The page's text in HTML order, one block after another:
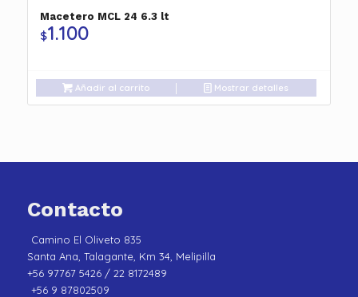
Macetero MCL 24 6.3 lt
$1.100
Añadir al carrito Mostrar detalles
Contacto
Camino El Oliveto 835
Santa Ana, Talagante, Km 34, Melipilla
+56 97767 5426 / 22 8172489
+56 9 87802509